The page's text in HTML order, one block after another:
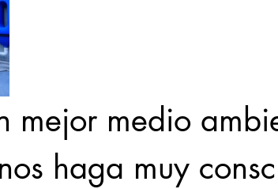
mejor medio
haga muy